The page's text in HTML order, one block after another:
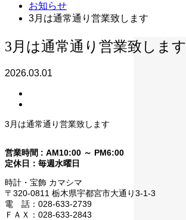
お知らせ
3月は通常通り営業致します
3月は通常通り営業致します
2026.03.01
3月は通常通り営業致します
営業時間 : AM10:00 ～ PM6:00
定休日：毎週水曜日
時計・宝飾 カマシマ
〒320-0811 栃木県宇都宮市大通り3-1-3
電 話：028-633-2739
ＦＡＸ：028-633-2843